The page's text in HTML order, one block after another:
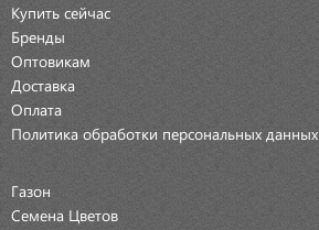
Купить сейчас
Бренды
Оптовикам
Доставка
Оплата
Политика обработки персональных данных
Газон
Семена Цветов